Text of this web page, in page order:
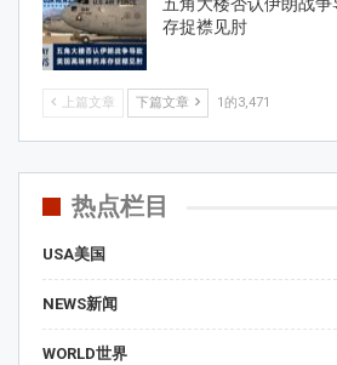
存捉襟见肘
上篇文章 下篇文章 1的3,471
热点栏目
USA美国
NEWS新闻
WORLD世界